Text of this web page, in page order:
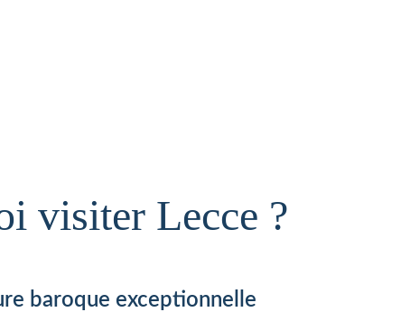
visiter Lecce ?
baroque exceptionnelle